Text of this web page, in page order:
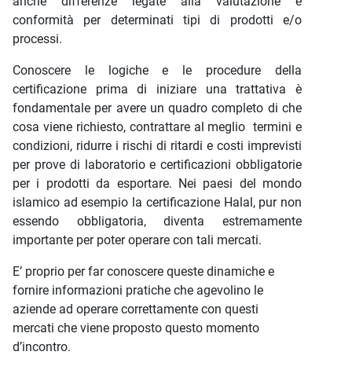
conformità per determinati tipi di prodotti e/o
processi.
Conoscere le logiche e le procedure della
certificazione prima di iniziare una trattativa è
fondamentale per avere un quadro completo di che
cosa viene richiesto, contrattare al meglio termini e
condizioni, ridurre i rischi di ritardi e costi imprevisti
per prove di laboratorio e certificazioni obbligatorie
per i prodotti da esportare. Nei paesi del mondo
islamico ad esempio la certificazione Halal, pur non
essendo obbligatoria, diventa estremamente
importante per poter operare con tali mercati.
E’ proprio per far conoscere queste dinamiche e
fornire informazioni pratiche che agevolino le
aziende ad operare correttamente con questi
mercati che viene proposto questo momento
d’incontro.